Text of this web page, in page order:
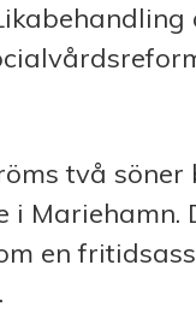
två söner
i Mariehamn.
en